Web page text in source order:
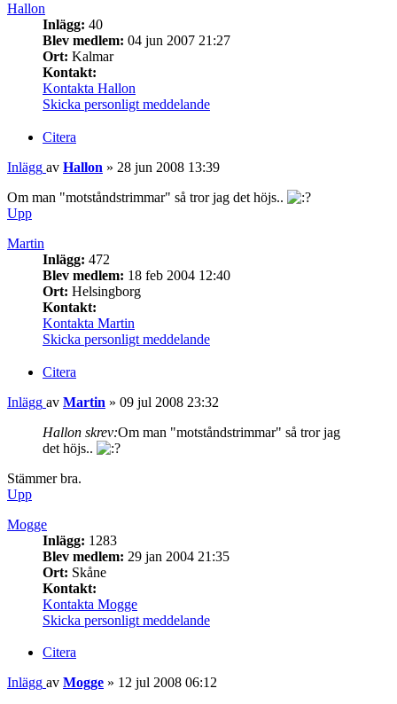
Hallon
Inlägg: 40
Blev medlem: 04 jun 2007 21:27
Ort: Kalmar
Kontakt:
Kontakta Hallon
Skicka personligt meddelande
Citera
Inlägg av Hallon » 28 jun 2008 13:39
Om man "motståndstrimmar" så tror jag det höjs..
Upp
Martin
Inlägg: 472
Blev medlem: 18 feb 2004 12:40
Ort: Helsingborg
Kontakt:
Kontakta Martin
Skicka personligt meddelande
Citera
Inlägg av Martin » 09 jul 2008 23:32
Hallon skrev:Om man "motståndstrimmar" så tror jag
det höjs..
Stämmer bra.
Upp
Mogge
Inlägg: 1283
Blev medlem: 29 jan 2004 21:35
Ort: Skåne
Kontakt:
Kontakta Mogge
Skicka personligt meddelande
Citera
Inlägg av Mogge » 12 jul 2008 06:12